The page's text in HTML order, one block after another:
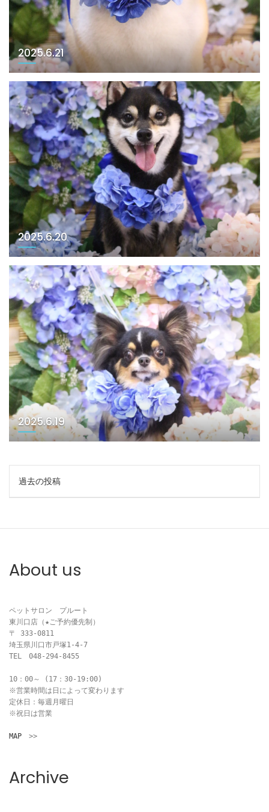
2025.6.21
2025.6.20
2025.6.19
投
稿
ナ
ゲ
ー
シ
ョ
ン
過去の投稿
About us
ペットサロン　プルート
東川口店（★ご予約優先制）
〒 333-0811
埼玉県川口市戸塚1-4-7
TEL　048-294-8455
10：00～ (17：30-19:00)
※営業時間は日によって変わります
定休日：毎週月曜日
※祝日は営業
MAP >>
Archive